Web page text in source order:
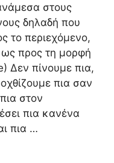
στους
δηλαδή που
το περιεχόμενο,
ως προς τη μορφή
Δεν πίνουμε πια,
πια σαν
στον
πια κανένα
πια …